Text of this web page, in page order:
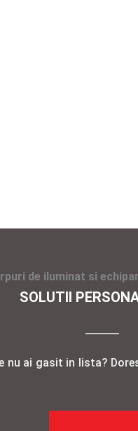
de iluminat si
SOLUTII
nu ai gasit in lista?